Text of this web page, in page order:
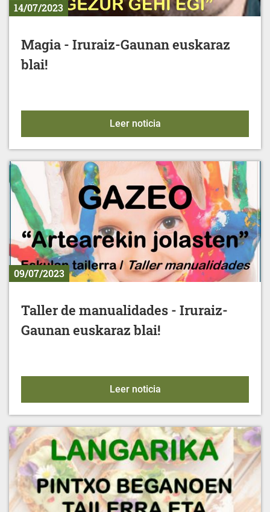
14/07/2023
Magia - Iruraiz-Gaunan euskaraz
blai!
Leer noticiaMagia - Iruraiz-Gaunan
09/07/2023
Taller de manualidades - Iruraiz-
Gaunan euskaraz blai!
Leer noticiaTaller de manualidades